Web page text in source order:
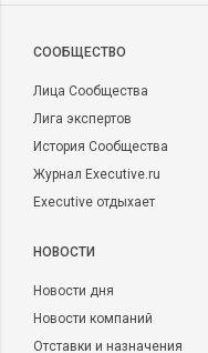
CООБЩЕСТВО
Лица Сообщества
Лига экспертов
История Сообщества
Журнал Executive.ru
Executive отдыхает
НОВОСТИ
Новости дня
Новости компаний
Отставки и назначения